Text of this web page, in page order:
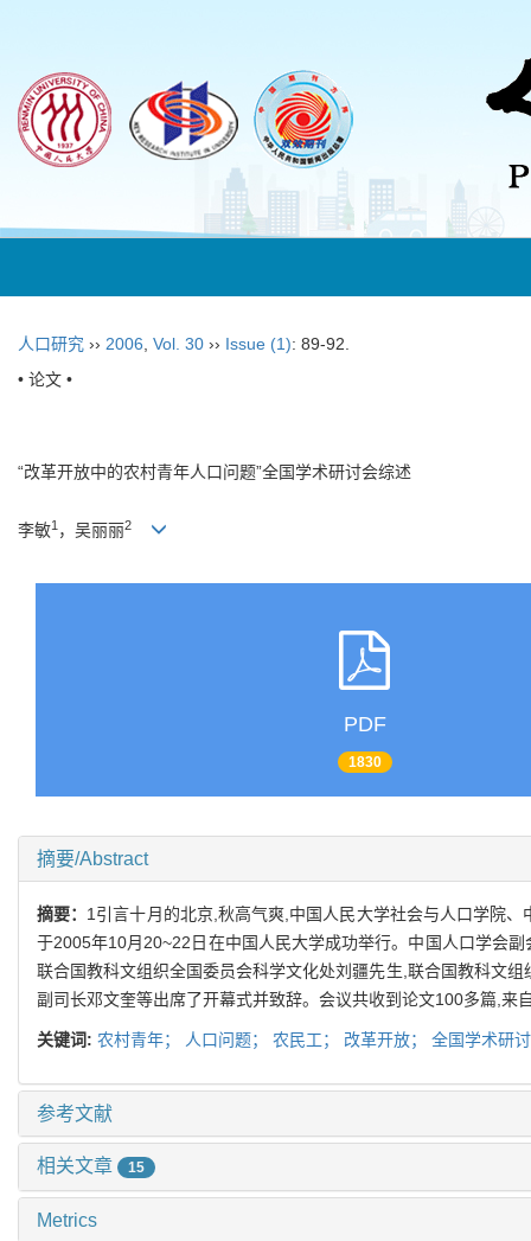
人口研究 ›› 2006 Vol. 30 ›› Issue (1): 89-92.
• 论文 •
“改革开放中的农村青年人口问题”全国学术研讨会综述
李敏1 ，吴丽丽2
PDF
1830
摘要/Abstract
摘要： 1引言十月的北京,秋高气爽,中国人民大学社会与人口学院
于2005年10月20~22日在中国人民大学成功举行。中国人口学会
联合国教科文组织全国委员会科学文化处刘疆先生,联合国教科文
副司长邓文奎等出席了开幕式并致辞。会议共收到论文100多篇,来
关键词: 农村青年； 人口问题； 农民工； 改革开放； 全国学术研
参考文献
相关文章 15
Metrics